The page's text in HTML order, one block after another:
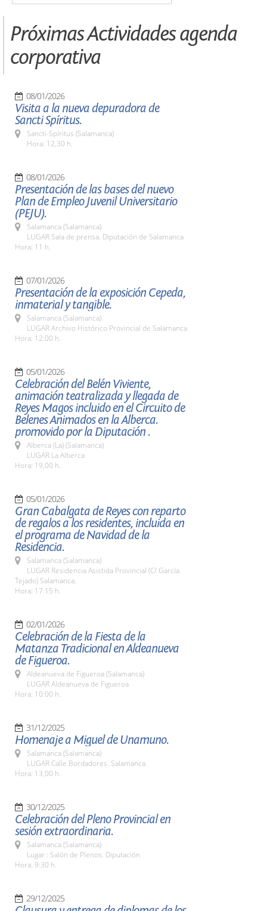
Próximas Actividades agenda
corporativa
08/01/2026
Visita a la nueva depuradora de
Sancti Spíritus.
Sancti-Spíritus (Salamanca)
Hora: 12,30 h.
08/01/2026
Presentación de las bases del nuevo
Plan de Empleo Juvenil Universitario
(PEJU).
Salamanca (Salamanca)
LUGAR Sala de prensa. Diputación de Salamanca
Hora: 11 h.
07/01/2026
Presentación de la exposición Cepeda,
inmaterial y tangible.
Salamanca (Salamanca)
LUGAR Archivo Histórico Provincial de Salamanca
Hora: 12:00 h.
05/01/2026
Celebración del Belén Viviente,
animación teatralizada y llegada de
Reyes Magos incluido en el Circuito de
Belenes Animados en la Alberca.
promovido por la Diputación .
Alberca (La) (Salamanca)
LUGAR La Alberca
Hora: 19,00 h.
05/01/2026
Gran Cabalgata de Reyes con reparto
de regalos a los residentes, incluida en
el programa de Navidad de la
Residencia.
Salamanca (Salamanca)
LUGAR Residencia Asistida Provincial (C/ García
Tejado) Salamanca.
Hora: 17:15 h.
02/01/2026
Celebración de la Fiesta de la
Matanza Tradicional en Aldeanueva
de Figueroa.
Aldeanueva de Figueroa (Salamanca)
LUGAR Aldeanueva de Figueroa
Hora: 10:00 h.
31/12/2025
Homenaje a Miguel de Unamuno.
Salamanca (Salamanca)
LUGAR Calle Bordadores. Salamanca.
Hora: 13,00 h.
30/12/2025
Celebración del Pleno Provincial en
sesión extraordinaria.
Salamanca (Salamanca)
Lugar : Salón de Plenos. Diputación
Hora: 9:30 h.
29/12/2025